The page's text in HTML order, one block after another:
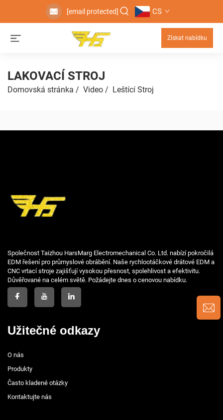
[email protected] CS
Získat nabídku
LAKOVACÍ STROJ
Domovská stránka / Video / Leštící Stroj
Společnost Taizhou HarsMarg Electromechanical Co. Ltd. nabízí pokročilá
EDM řešení pro průmyslové obrábění. Naše rychlootáčkové drátové EDM a
CNC vrtací stroje zajišťují vysokou přesnost, spolehlivost a efektivitu.
Důvěřované na celém světě. Požádejte dnes o cenovou nabídku.
Užitečné odkazy
O nás
Produkty
Často kladené otázky
Kontaktujte nás